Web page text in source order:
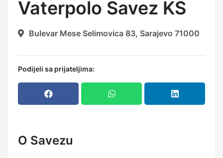
Vaterpolo Savez KS
Bulevar Mese Selimovica 83, Sarajevo 71000
Podijeli sa prijateljima:
O Savezu